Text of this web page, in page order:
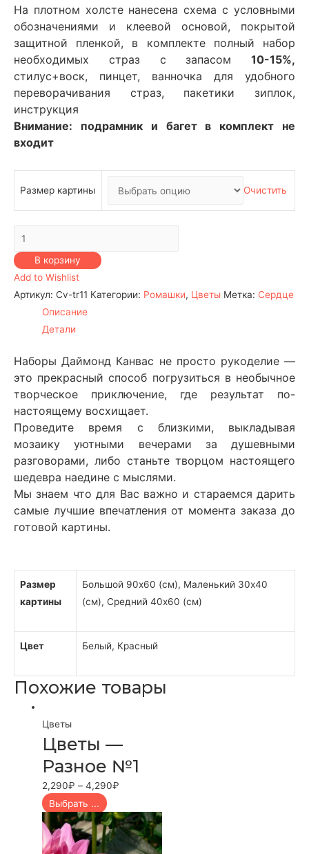
На плотном холсте нанесена схема с условными
обозначениями и клеевой основой, покрытой
защитной пленкой, в комплекте полный набор
необходимых страз с запасом 10-15%,
стилус+воск, пинцет, ванночка для удобного
переворачивания страз, пакетики зиплок,
инструкция
Внимание: подрамник и багет в комплект не
входит
Размер картины Очистить
Количество
Цветы
–
№11
В корзину
Add to Wishlist
Артикул: Cv-tr11 Категории: Ромашки, Цветы Метка: Сердце
Описание
Детали
Наборы Даймонд Канвас не просто рукоделие —
это прекрасный способ погрузиться в необычное
творческое приключение, где результат по-
настоящему восхищает.
Проведите время с близкими, выкладывая
мозаику уютными вечерами за душевными
разговорами, либо станьте творцом настоящего
шедевра наедине с мыслями.
Мы знаем что для Вас важно и стараемся дарить
самые лучшие впечатления от момента заказа до
готовой картины.
Размер
картины
Большой 90х60 (см), Маленький 30х40
(см), Средний 40х60 (см)
Цвет Белый, Красный
Похожие товары
Цветы
Цветы —
Разное №1
2,290₽ –4,290₽
Выбрать ...